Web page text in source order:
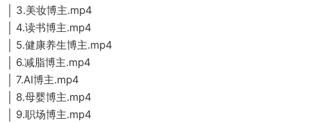
│ 3.美妆博主.mp4
│ 4.读书博主.mp4
│ 5.健康养生博主.mp4
│ 6.减脂博主.mp4
│ 7.AI博主.mp4
│ 8.母婴博主.mp4
│ 9.职场博主.mp4